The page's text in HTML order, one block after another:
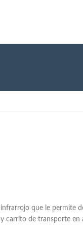
que le permite
carrito de transporte en